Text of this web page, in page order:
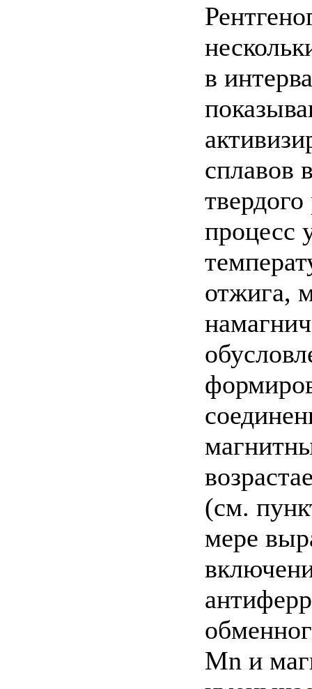
в
сплавов
процесс
отжига,
(см.
мере
Mn и